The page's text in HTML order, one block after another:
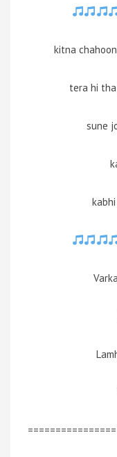
kitna
tera hi
sune